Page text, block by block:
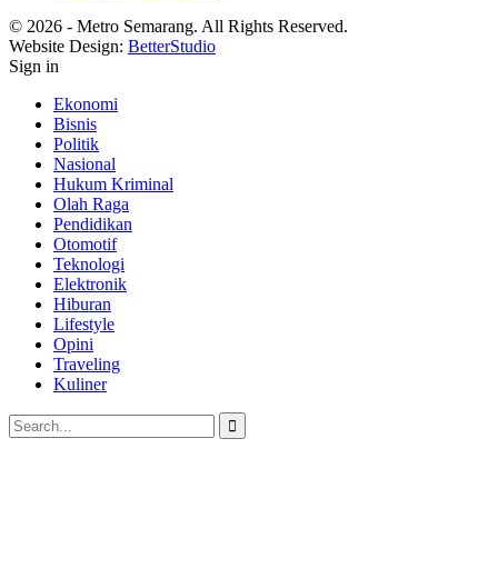
© 2026 - Metro Semarang. All Rights Reserved.
Website Design: BetterStudio
Sign in
Ekonomi
Bisnis
Politik
Nasional
Hukum Kriminal
Olah Raga
Pendidikan
Otomotif
Teknologi
Elektronik
Hiburan
Lifestyle
Opini
Traveling
Kuliner